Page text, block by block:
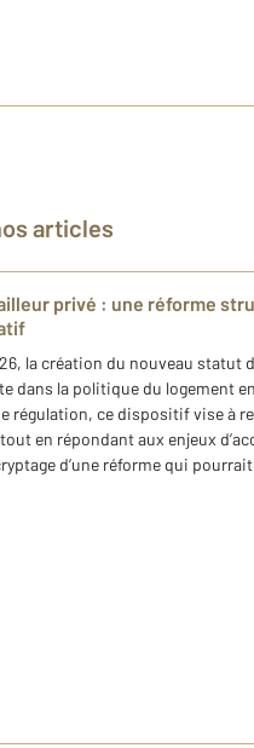
articles
privé : une réforme
la création du nouveau statut
dans la politique du logement
régulation, ce dispositif vise à
en répondant aux enjeux
d’une réforme qui